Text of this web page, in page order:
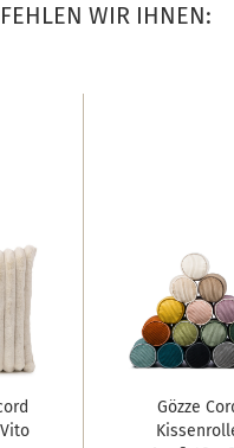
WIR IHNEN:
Gözze